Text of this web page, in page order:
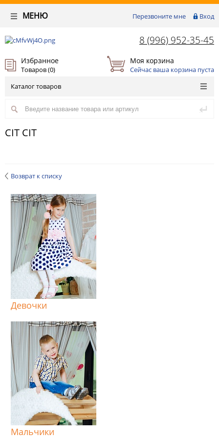
Перезвоните мне Вход
МЕНЮ
8 (996) 952-35-45
Избранное
Товаров (0)
Моя корзина
Сейчас ваша корзина пуста
Каталог товаров
CIT CIT
Возврат к списку
Девочки
Мальчики